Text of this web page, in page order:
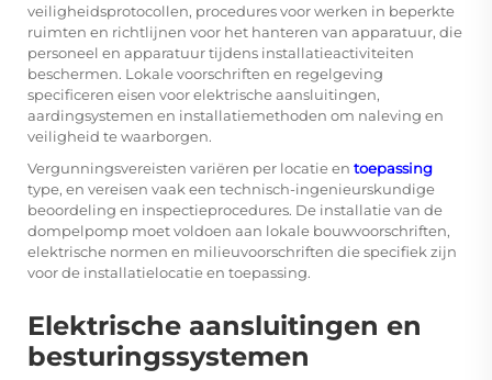
veiligheidsprotocollen, procedures voor werken in beperkte
ruimten en richtlijnen voor het hanteren van apparatuur, die
personeel en apparatuur tijdens installatieactiviteiten
beschermen. Lokale voorschriften en regelgeving
specificeren eisen voor elektrische aansluitingen,
aardingsystemen en installatiemethoden om naleving en
veiligheid te waarborgen.
Vergunningsvereisten variëren per locatie en toepassing
type, en vereisen vaak een technisch-ingenieurskundige
beoordeling en inspectieprocedures. De installatie van de
dompelpomp moet voldoen aan lokale bouwvoorschriften,
elektrische normen en milieuvoorschriften die specifiek zijn
voor de installatielocatie en toepassing.
Elektrische aansluitingen en
besturingssystemen